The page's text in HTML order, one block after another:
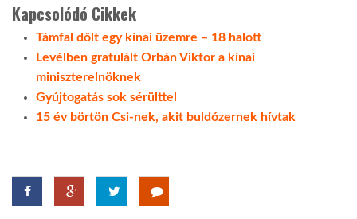
LINKTR.EE
GLOBOZSARU
Kapcsolódó Cikkek
Támfal dőlt egy kínai üzemre – 18 halott
Levélben gratulált Orbán Viktor a kínai
miniszterelnöknek
Gyújtogatás sok sérülttel
15 év börtön Csi-nek, akit buldózernek hívtak